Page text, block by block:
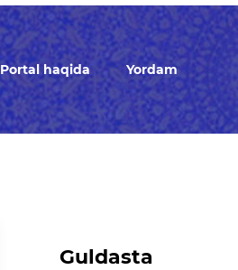
Portal haqida Yordam
Guldasta